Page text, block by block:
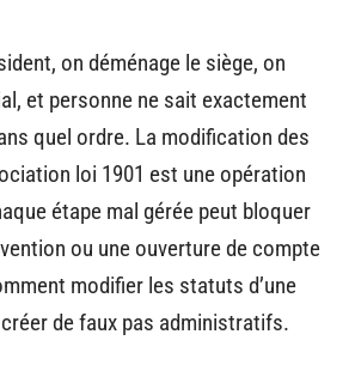
on déménage le siège, on
et personne ne sait exactement
quel ordre. La modification des
loi 1901 est une opération
étape mal gérée peut bloquer
ou une ouverture de compte
modifier les statuts d’une
de faux pas administratifs.